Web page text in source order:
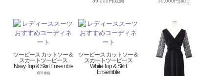
(税別) (税別)
ツーピース カットソー＆
スカートツーピース
Navy Top & Skirt Ensemble
通常価格
ツーピース カットソー＆
スカートツーピース
White Top & Skirt
Ensemble